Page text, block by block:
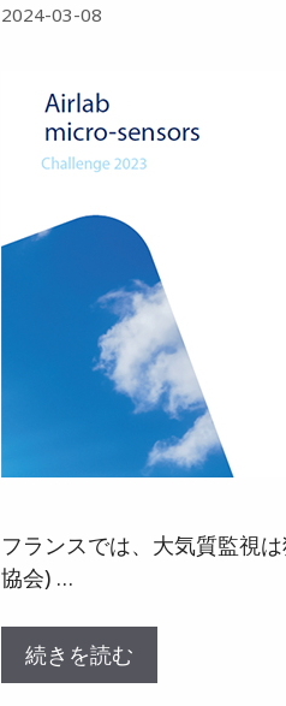
2024-03-08
フランスでは、大気質監視
協会) …
続きを読む